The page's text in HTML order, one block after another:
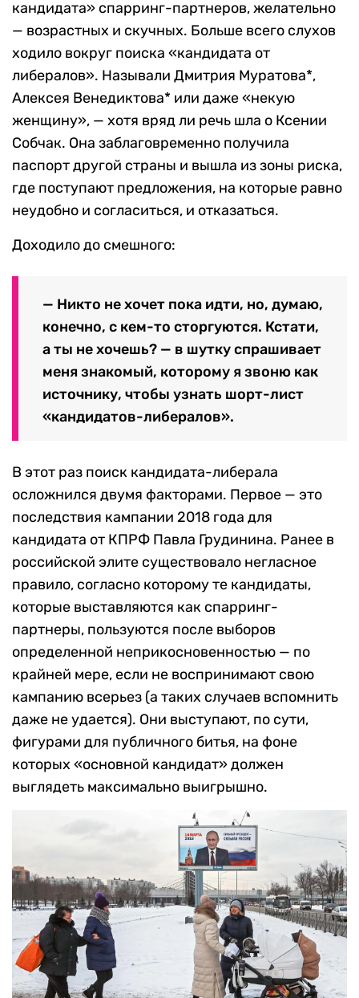
кандидата» спарринг-партнеров, желательно
— возрастных и скучных. Больше всего слухов
ходило вокруг поиска «кандидата от
либералов». Называли Дмитрия Муратова*,
Алексея Венедиктова* или даже «некую
женщину», — хотя вряд ли речь шла о Ксении
Собчак. Она заблаговременно получила
паспорт другой страны и вышла из зоны риска,
где поступают предложения, на которые равно
неудобно и согласиться, и отказаться.
Доходило до смешного:
— Никто не хочет пока идти, но, думаю,
конечно, с кем-то сторгуются. Кстати,
а ты не хочешь? — в шутку спрашивает
меня знакомый, которому я звоню как
источнику, чтобы узнать шорт-лист
«кандидатов-либералов».
В этот раз поиск кандидата-либерала
осложнился двумя факторами. Первое — это
последствия кампании 2018 года для
кандидата от КПРФ Павла Грудинина. Ранее в
российской элите существовало негласное
правило, согласно которому те кандидаты,
которые выставляются как спарринг-
партнеры, пользуются после выборов
определенной неприкосновенностью — по
крайней мере, если не воспринимают свою
кампанию всерьез (а таких случаев вспомнить
даже не удается). Они выступают, по сути,
фигурами для публичного битья, на фоне
которых «основной кандидат» должен
выглядеть максимально выигрышно.